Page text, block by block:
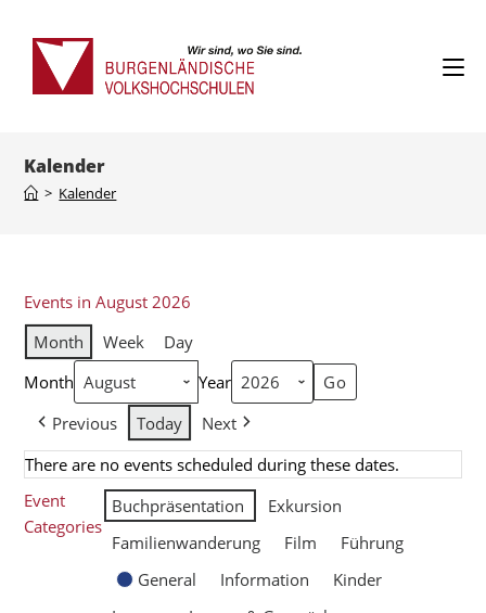
Kalender
> Kalender
Events in August 2026
Month
Week
Day
Month
Year
Previous
Today
Next
There are no events scheduled during these dates.
Event
Categories
Buchpräsentation
Exkursion
Familienwanderung
Film
Führung
General
Information
Kinder